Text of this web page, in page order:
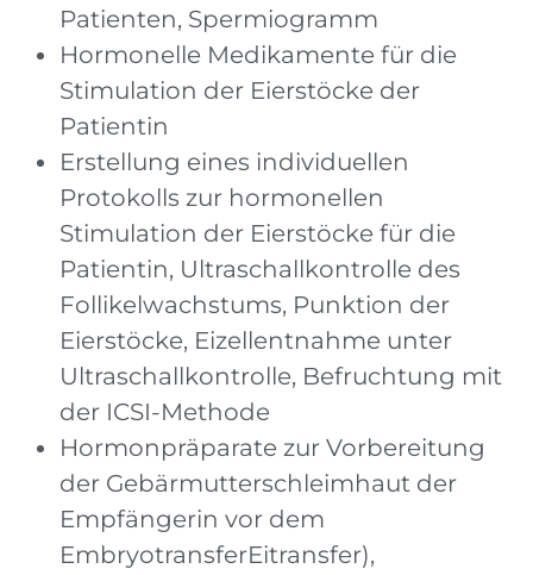
Patienten, Spermiogramm
Hormonelle Medikamente für die
Stimulation der Eierstöcke der
Patientin
Erstellung eines individuellen
Protokolls zur hormonellen
Stimulation der Eierstöcke für die
Patientin, Ultraschallkontrolle des
Follikelwachstums, Punktion der
Eierstöcke, Eizellentnahme unter
Ultraschallkontrolle, Befruchtung mit
der ICSI-Methode
Hormonpräparate zur Vorbereitung
der Gebärmutterschleimhaut der
Empfängerin vor dem
EmbryotransferEitransfer),